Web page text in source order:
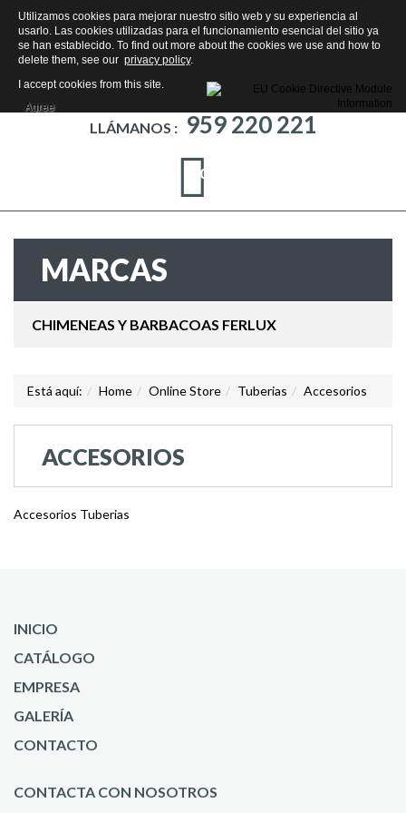
LLÁMANOS : 959 220 221
0
MARCAS
CHIMENEAS Y BARBACOAS FERLUX
Está aquí: Home Online Store Tuberias Accesorios
ACCESORIOS
Accesorios Tuberias
INICIO
CATÁLOGO
EMPRESA
GALERÍA
CONTACTO
CONTACTA CON NOSOTROS
Utilizamos cookies para mejorar nuestro sitio web y su experiencia al
usarlo. Las cookies utilizadas para el funcionamiento esencial del sitio ya
se han establecido. To find out more about the cookies we use and how to
delete them, see our privacy policy.
I accept cookies from this site.
Agree